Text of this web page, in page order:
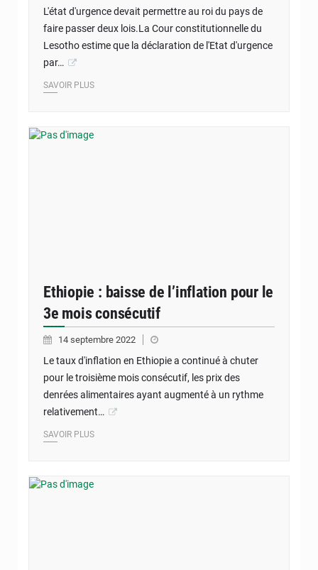
L'état d'urgence devait permettre au roi du pays de
faire passer deux lois.La Cour constitutionnelle du
Lesotho estime que la déclaration de l'Etat d'urgence
par…
SAVOIR PLUS
Ethiopie : baisse de l’inflation pour le
3e mois consécutif
14 septembre 2022
Le taux d'inflation en Ethiopie a continué à chuter
pour le troisième mois consécutif, les prix des
denrées alimentaires ayant augmenté à un rythme
relativement…
SAVOIR PLUS